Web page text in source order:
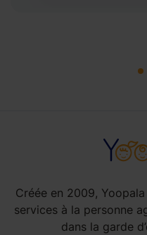
Créée en 2009,
services à la personne
dans la garde